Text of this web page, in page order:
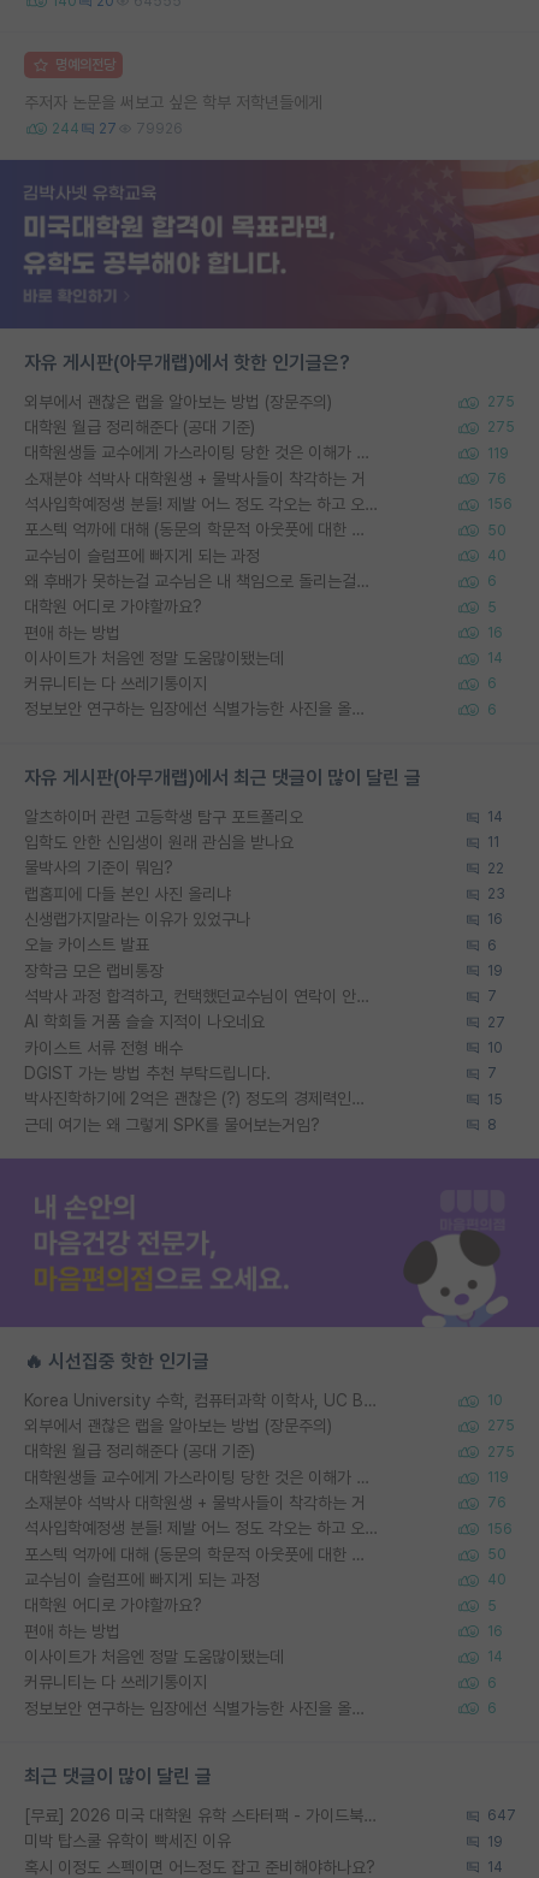
명예의전당
주저자 논문을 써보고 싶은 학부 저학년들에게
244 27 79926
자유 게시판(아무개랩)에서 핫한 인기글은?
외부에서 괜찮은 랩을 알아보는 방법 (장문주의) 275
대학원 월급 정리해준다 (공대 기준) 275
대학원생들 교수에게 가스라이팅 당한 것은 이해가 갑니다. 안타깝네요. 119
소재분야 석박사 대학원생 + 물박사들이 착각하는 거 76
석사입학예정생 분들! 제발 어느 정도 각오는 하고 오세요. 156
포스텍 억까에 대해 (동문의 학문적 아웃풋에 대한 반박) 50
교수님이 슬럼프에 빠지게 되는 과정 40
왜 후배가 못하는걸 교수님은 내 책임으로 돌리는걸까요? 6
대학원 어디로 가야할까요? 5
편애 하는 방법 16
이사이트가 처음엔 정말 도움많이됐는데 14
커뮤니티는 다 쓰레기통이지 6
정보보안 연구하는 입장에선 식별가능한 사진을 올리는건 비추이긴함 6
자유 게시판(아무개랩)에서 최근 댓글이 많이 달린 글
알츠하이머 관련 고등학생 탐구 포트폴리오 14
입학도 안한 신입생이 원래 관심을 받나요 11
물박사의 기준이 뭐임? 22
랩홈피에 다들 본인 사진 올리냐 23
신생랩가지말라는 이유가 있었구나 16
오늘 카이스트 발표 6
장학금 모은 랩비통장 19
석박사 과정 합격하고, 컨택했던교수님이 연락이 안됩니다... 7
AI 학회들 거품 슬슬 지적이 나오네요 27
카이스트 서류 전형 배수 10
DGIST 가는 방법 추천 부탁드립니다. 7
박사진학하기에 2억은 괜찮은 (?) 정도의 경제력인가요 15
근데 여기는 왜 그렇게 SPK를 물어보는거임? 8
🔥 시선집중 핫한 인기글
Korea University 수학, 컴퓨터과학 이학사, UC Berkeley 산업공학 대학원 공학박사가 되는 것은 쉽지 않겠죠? 10
외부에서 괜찮은 랩을 알아보는 방법 (장문주의) 275
대학원 월급 정리해준다 (공대 기준) 275
대학원생들 교수에게 가스라이팅 당한 것은 이해가 갑니다. 안타깝네요. 119
소재분야 석박사 대학원생 + 물박사들이 착각하는 거 76
석사입학예정생 분들! 제발 어느 정도 각오는 하고 오세요. 156
포스텍 억까에 대해 (동문의 학문적 아웃풋에 대한 반박) 50
교수님이 슬럼프에 빠지게 되는 과정 40
대학원 어디로 가야할까요? 5
편애 하는 방법 16
이사이트가 처음엔 정말 도움많이됐는데 14
커뮤니티는 다 쓰레기통이지 6
정보보안 연구하는 입장에선 식별가능한 사진을 올리는건 비추이긴함 6
최근 댓글이 많이 달린 글
[무료] 2026 미국 대학원 유학 스타터팩 - 가이드북 & 합격자 컨택메일 템플릿 647
미박 탑스쿨 유학이 빡세진 이유 19
혹시 이정도 스펙이면 어느정도 잡고 준비해야하나요? 14